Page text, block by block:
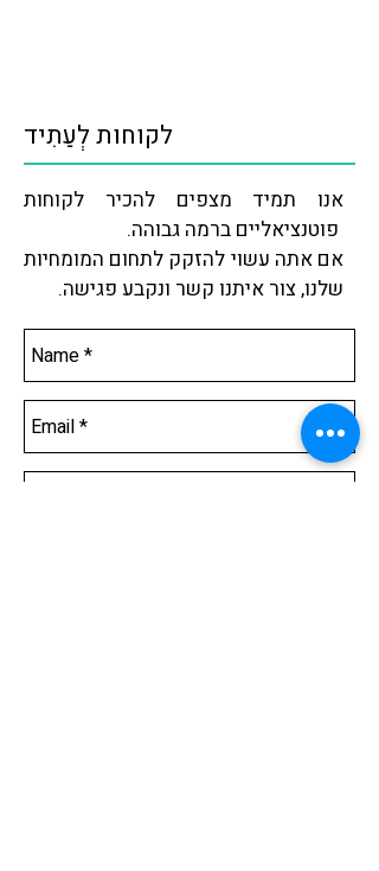
לקוחות לְעַתִיד
אנו תמיד מצפים להכיר לקוחות
פוטנציאליים ברמה גבוהה.
אם אתה עשוי להזקק לתחום המומחיות
שלנו, צור איתנו קשר ונקבע פגישה.